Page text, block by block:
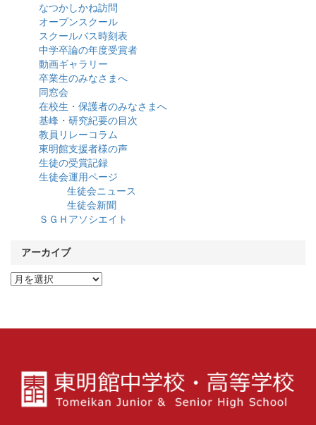
なつかしかね訪問
オープンスクール
スクールバス時刻表
中学卒論の年度受賞者
動画ギャラリー
卒業生のみなさまへ
同窓会
在校生・保護者のみなさまへ
基峰・研究紀要の目次
教員リレーコラム
東明館支援者様の声
生徒の受賞記録
生徒会運用ページ
生徒会ニュース
生徒会新聞
ＳＧＨアソシエイト
アーカイブ
ア